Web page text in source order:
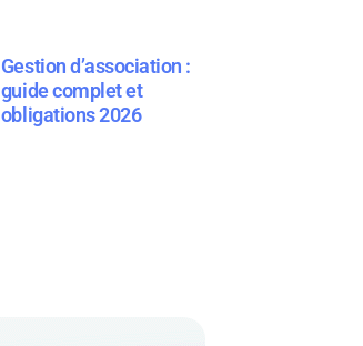
Gestion d’association :
guide complet et
obligations 2026